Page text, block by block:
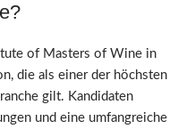
of Masters of Wine in
die als einer der höchsten
gilt. Kandidaten
und eine umfangreiche